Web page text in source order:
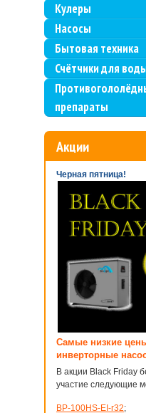
Кулеры
Насосы
Бытовая техника
Счётчики для
препараты
Акции
Черная пятница!
Самые низкие
инверторные
В акции Black Friday
участие следующие
BP-100HS-EI-r32;